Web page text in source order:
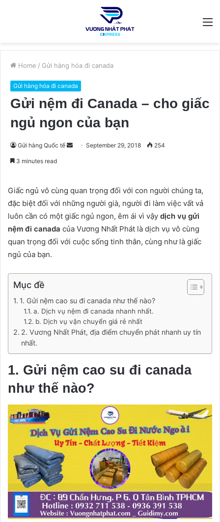
Home / Gửi hàng hóa đi canada
Gửi hàng hóa đi canada
Gửi nệm đi Canada – cho giấc
ngủ ngon của bạn
Gửi hàng Quốc tế
SendSeptember 29, 2018 254
3 minutes read
Giấc ngủ vô cùng quan trọng đối với con người chúng ta,
đặc biệt đối với những người già, người đi làm việc vất vả
luôn cần có một giấc ngủ ngon, êm ái vì vậy dịch vụ gửi
nệm đi canada của Vương Nhất Phát là dịch vụ vô cùng
quan trọng đối với cuộc sống tinh thân, cùng như là giấc
ngủ của bạn.
Mục đề
1. Gửi nệm cao su đi canada như thế nào?
a. Dịch vụ nệm đi canada nhanh nhất.
b. Dịch vụ vận chuyển giá rẻ nhất
2. Vương Nhất Phát, địa điểm chuyển phát nhanh uy tín
nhất.
1. Gửi nệm cao su đi canada
như thế nào?